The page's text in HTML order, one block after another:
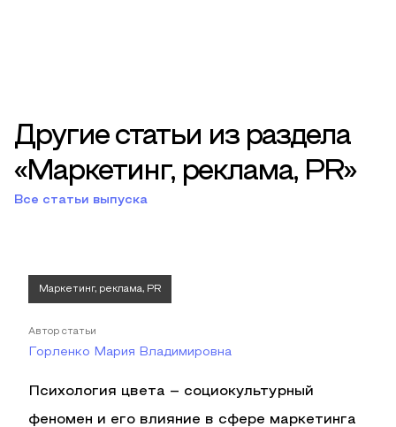
Другие статьи из раздела
«Маркетинг, реклама, PR»
Все статьи выпуска
Маркетинг, реклама, PR
Автор статьи
Горленко Мария Владимировна
Психология цвета – социокультурный
феномен и его влияние в сфере маркетинга